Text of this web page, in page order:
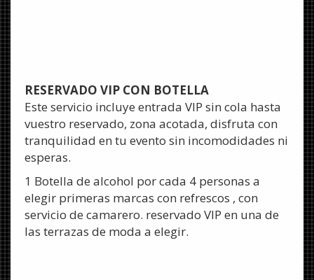
RESERVADO VIP CON BOTELLA
Este servicio incluye entrada VIP sin cola hasta
vuestro reservado, zona acotada, disfruta con
tranquilidad en tu evento sin incomodidades ni
esperas.
1 Botella de alcohol por cada 4 personas a
elegir primeras marcas con refrescos , con
servicio de camarero. reservado VIP en una de
las terrazas de moda a elegir.